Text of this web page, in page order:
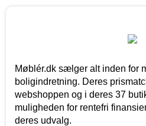
Møblér.dk sælger alt inden for
boligindretning. Deres
webshoppen og i deres 37
muligheden for rentefri
deres udvalg.